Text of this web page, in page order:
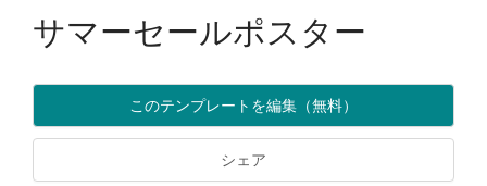
サマーセールポスター
このテンプレートを編集（無料）
シェア